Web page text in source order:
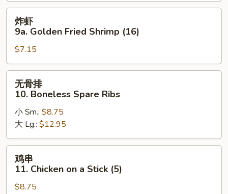
Scallop
(10)
9a.
Golden
Fried
Shrimp
(16)
炸虾
9a. Golden Fried Shrimp (16)
$7.15
10.
Boneless
Spare
Ribs
无骨排
10. Boneless Spare Ribs
小 Sm.: $8.75
大 Lg.: $12.95
11.
Chicken
鸡串
11. Chicken on a Stick (5)
$8.75